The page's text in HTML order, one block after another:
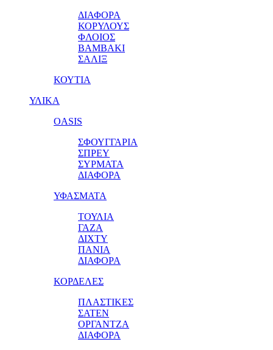
ΔΙΑΦΟΡΑ
ΚΟΡΥΛΟΥΣ
ΦΛΟΙΟΣ
ΒΑΜΒΑΚΙ
ΣΑΛΙΞ
ΚΟΥΤΙΑ
ΥΛΙΚΑ
OASIS
ΣΦΟΥΓΓΑΡΙΑ
ΣΠΡΕΥ
ΣΥΡΜΑΤΑ
ΔΙΑΦΟΡΑ
ΥΦΑΣΜΑΤΑ
ΤΟΥΛΙΑ
ΓΑΖΑ
ΔΙΧΤΥ
ΠΑΝΙΑ
ΔΙΑΦΟΡΑ
ΚΟΡΔΕΛΕΣ
ΠΛΑΣΤΙΚΕΣ
ΣΑΤΕΝ
ΟΡΓΑΝΤΖΑ
ΔΙΑΦΟΡΑ